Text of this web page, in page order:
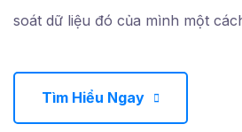
soát dữ liệu đó của mình một
Tìm Hiểu Ngay